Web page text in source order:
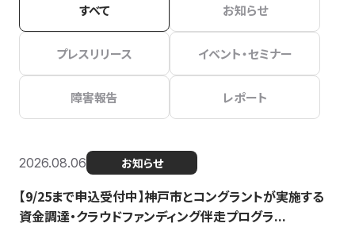
すべて お知らせ
プレスリリース イベント・セミナー
障害報告 レポート
2026.08.06 お知らせ
【9/25まで申込受付中】神戸市とコングラントが実施する
資金調達・クラウドファンディング伴走プログラ...